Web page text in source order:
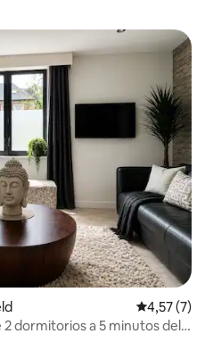
Calificación
4,57 (7)
dormitorios a 5 minutos del